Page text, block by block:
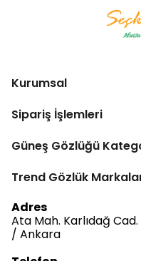
Kurumsal
Sipariş İşlemleri
Güneş Gözlüğü
Trend Gözlük
Adres
Ata Mah. Karlıdağ Cad.
/ Ankara